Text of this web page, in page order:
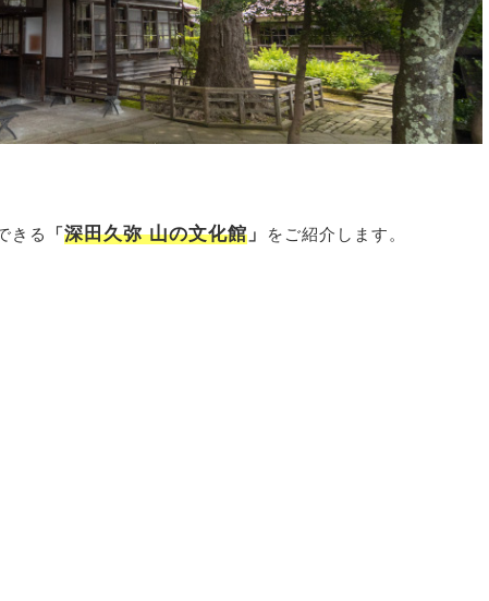
きる 「深田久弥 山の文化館」 をご紹介します。